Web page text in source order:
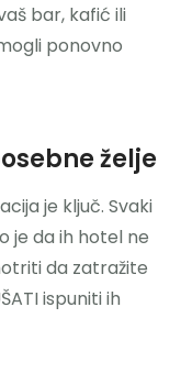
bar, kafić ili
ponovno
želje
je ključ. Svaki
je da ih hotel ne
da zatražite
ispuniti ih